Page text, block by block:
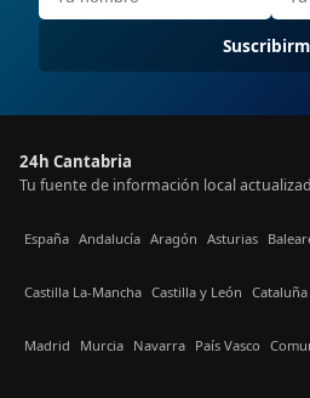
24h Cantabria
Tu fuente de información local
España Andalucía Aragón Asturias
Castilla La-Mancha Castilla y León Cataluña
Madrid Murcia Navarra País Vasco